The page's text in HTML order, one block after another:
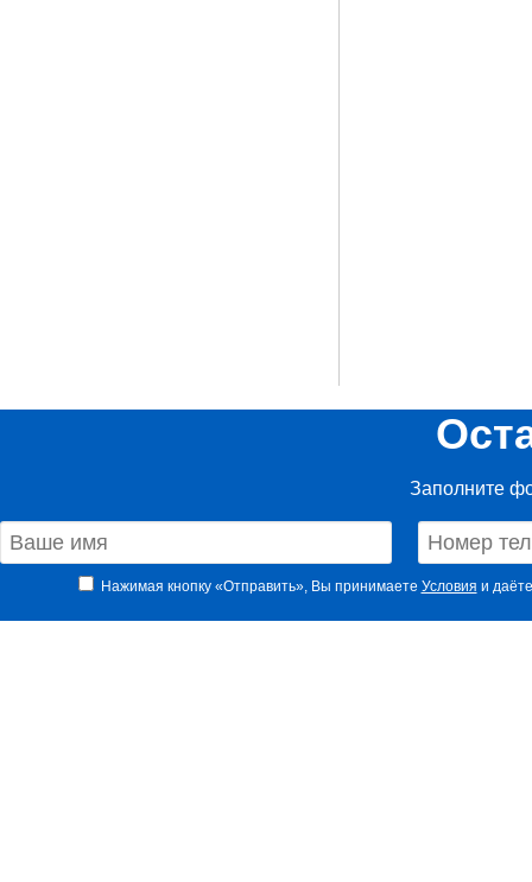
Заполните
Нажимая кнопку «Отправить», Вы принимаете Условия и